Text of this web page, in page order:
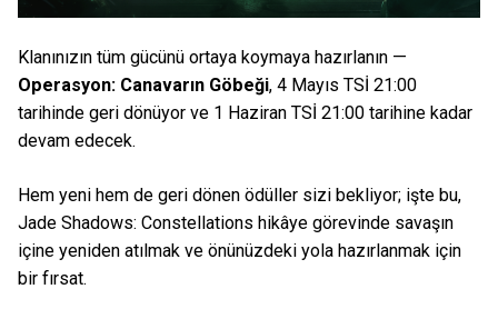
Klanınızın tüm gücünü ortaya koymaya hazırlanın —
Operasyon: Canavarın Göbeği, 4 Mayıs TSİ 21:00
tarihinde geri dönüyor ve 1 Haziran TSİ 21:00 tarihine kadar
devam edecek.
Hem yeni hem de geri dönen ödüller sizi bekliyor; işte bu,
Jade Shadows: Constellations hikâye görevinde savaşın
içine yeniden atılmak ve önünüzdeki yola hazırlanmak için
bir fırsat.